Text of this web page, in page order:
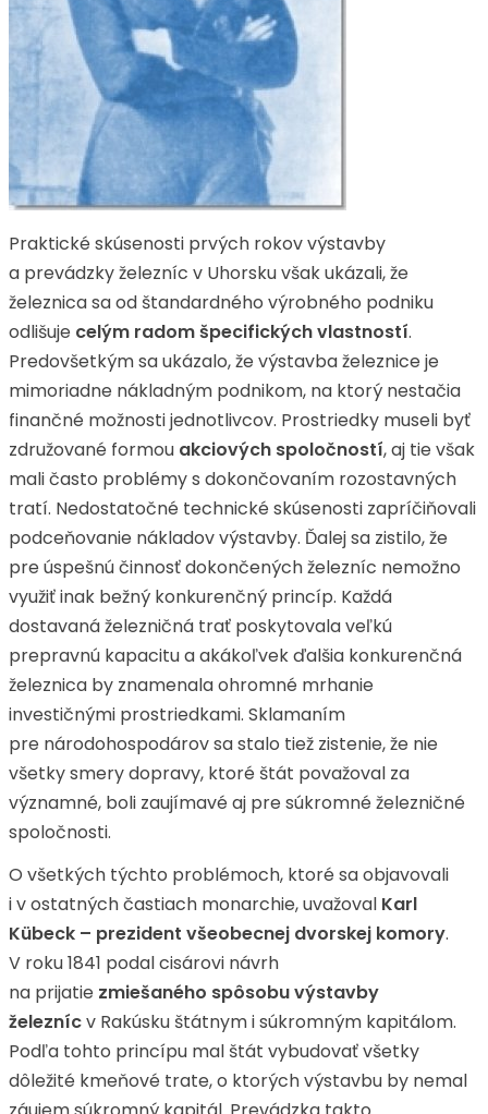
Praktické skúsenosti prvých rokov výstavby
a prevádzky železníc v Uhorsku však ukázali, že
železnica sa od štandardného výrobného podniku
odlišuje celým radom špecifických vlastností.
Predovšetkým sa ukázalo, že výstavba železnice je
mimoriadne nákladným podnikom, na ktorý nestačia
finančné možnosti jednotlivcov. Prostriedky museli byť
združované formou akciových spoločností, aj tie však
mali často problémy s dokončovaním rozostavných
tratí. Nedostatočné technické skúsenosti zapríčiňovali
podceňovanie nákladov výstavby. Ďalej sa zistilo, že
pre úspešnú činnosť dokončených železníc nemožno
využiť inak bežný konkurenčný princíp. Každá
dostavaná železničná trať poskytovala veľkú
prepravnú kapacitu a akákoľvek ďalšia konkurenčná
železnica by znamenala ohromné mrhanie
investičnými prostriedkami. Sklamaním
pre národohospodárov sa stalo tiež zistenie, že nie
všetky smery dopravy, ktoré štát považoval za
významné, boli zaujímavé aj pre súkromné železničné
spoločnosti.
O všetkých týchto problémoch, ktoré sa objavovali
i v ostatných častiach monarchie, uvažoval Karl
Kübeck – prezident všeobecnej dvorskej komory.
V roku 1841 podal cisárovi návrh
na prijatie zmiešaného spôsobu výstavby
železnícv Rakúsku štátnym i súkromným kapitálom.
Podľa tohto princípu mal štát vybudovať všetky
dôležité kmeňové trate, o ktorých výstavbu by nemal